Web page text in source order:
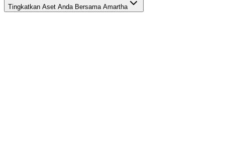
Tingkatkan Aset Anda Bersama Amartha